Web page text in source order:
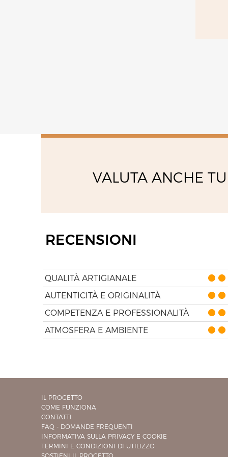
VALUTA ANCHE
RECENSIONI
QUALITÀ ARTIGIANALE
AUTENTICITÀ E ORIGINALITÀ
COMPETENZA E PROFESSIONALITÀ
ATMOSFERA E AMBIENTE
IL PROGETTO
COME FUNZIONA
CONTATTI
FAQ - DOMANDE FREQUENTI
INFORMATIVA SULLA PRIVACY E COOKIE
TERMINI E CONDIZIONI DI UTILIZZO
SOSTIENI IL PROGETTO